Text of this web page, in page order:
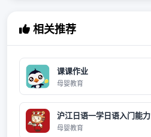
相关推荐
课课作业
母婴教育
沪江日语一学日语入门能力
母婴教育